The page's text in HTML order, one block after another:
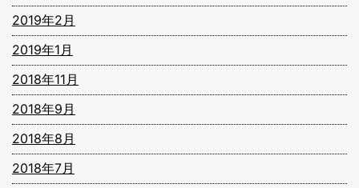
2019年2月
2019年1月
2018年11月
2018年9月
2018年8月
2018年7月